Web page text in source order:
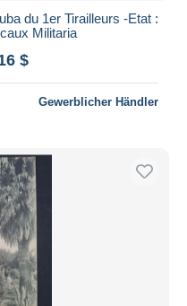
du 1er Tirailleurs -Etat :
Militaria
$
Gewerblicher Händler